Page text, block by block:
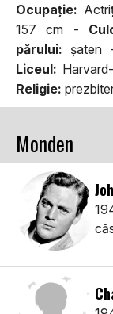
Ocupaţie:
157 cm -
părului: şaten
Liceul:
Religie:
Monden